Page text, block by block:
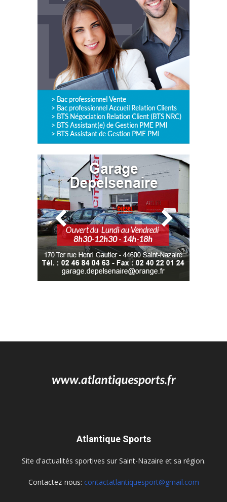
Atlantique Sports
Site d'actualités sportives sur Saint-Nazaire et sa région.
Contactez-nous: contactatlantiquesport@gmail.com